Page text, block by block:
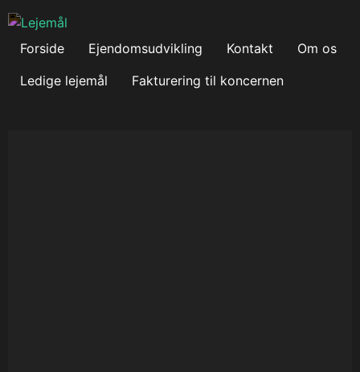
Forside Ejendomsudvikling Kontakt
Om os
Ledige lejemål
Fakturering til koncernen